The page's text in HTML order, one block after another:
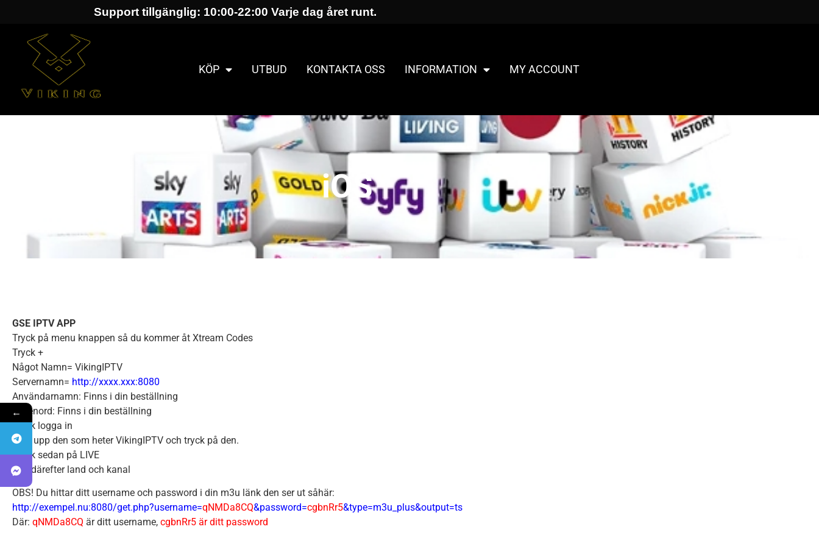
Support tillgänglig: 10:00-22:00 Varje dag året runt.
KÖP UTBUD KONTAKTA OSS INFORMATION MY ACCOUNT
iOS
GSE IPTV APP
Tryck på menu knappen så du kommer åt Xtream Codes
Tryck +
Något Namn= VikingIPTV
Servernamn= http://xxxx.xxx:8080
Användarnamn: Finns i din beställning
Lösenord: Finns i din beställning
Tryck logga in
Leta upp den som heter VikingIPTV och tryck på den.
Tryck sedan på LIVE
Välj därefter land och kanal
OBS! Du hittar ditt username och password i din m3u länk den ser ut såhär:
http://exempel.nu:8080/get.php?username=qNMDa8CQ&password=cgbnRr5&type=m3u_plus&output=ts
Där: qNMDa8CQ är ditt username, cgbnRr5 är ditt password
←